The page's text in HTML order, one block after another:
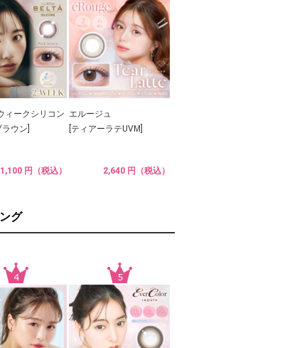
ィークシリコン
ラウン]
1,100 円（税込）
エルージュ
[ティアーラテUVM]
2,640 円（税込）
グ